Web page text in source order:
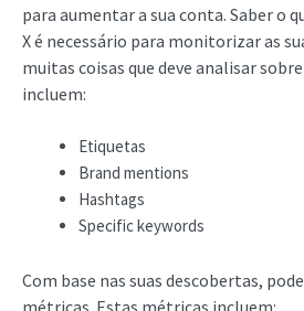
para aumentar a sua conta. Saber o
X é necessário para monitorizar as
muitas coisas que deve analisar
incluem:
Etiquetas
Brand mentions
Hashtags
Specific keywords
Com base nas suas descobertas,